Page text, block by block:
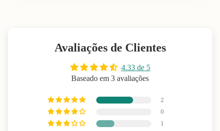
Avaliações de Clientes
4.33 de 5
Baseado em 3 avaliações
2
0
1